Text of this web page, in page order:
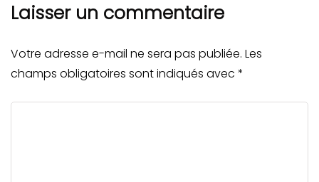
Laisser un commentaire
Votre adresse e-mail ne sera pas publiée. Les
champs obligatoires sont indiqués avec *